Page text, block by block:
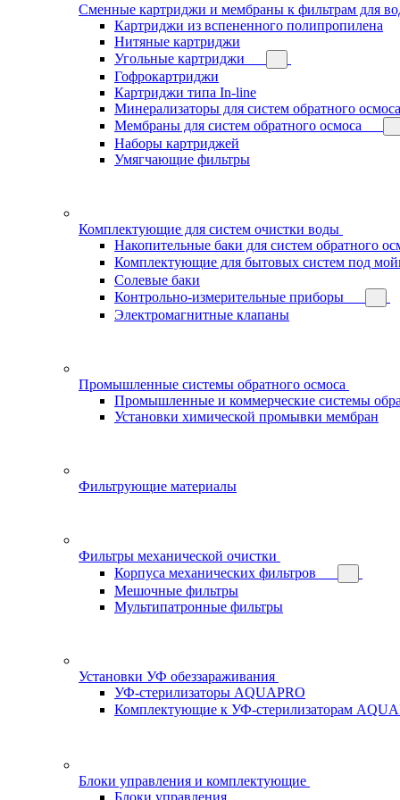
Сменные картриджи и мембраны к фильтрам для
Картриджи из вспененного полипропилена
Нитяные картриджи
Угольные картриджи
Гофрокартриджи
Картриджи типа In-line
Минерализаторы для систем обратного осмоса
Мембраны для систем обратного осмоса
Наборы картриджей
Умягчающие фильтры
Комплектующие для систем очистки воды
Накопительные баки для систем обратного
Комплектующие для бытовых систем под
Солевые баки
Контрольно-измерительные приборы
Электромагнитные клапаны
Промышленные системы обратного осмоса
Промышленные и коммерческие системы
Установки химической промывки мембран
Фильтрующие материалы
Фильтры механической очистки
Корпуса механических фильтров
Мешочные фильтры
Мультипатронные фильтры
Установки УФ обеззараживания
УФ-стерилизаторы AQUAPRO
Комплектующие к УФ-стерилизаторам
Блоки управления и комплектующие
Блоки управления